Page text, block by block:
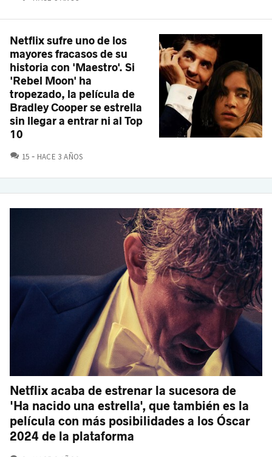
Netflix sufre uno de los
mayores fracasos de su
historia con 'Maestro'. Si
'Rebel Moon' ha
tropezado, la película de
Bradley Cooper se estrella
sin llegar a entrar ni al Top
10
15 COMENTARIOS
HACE 3 AÑOS
Netflix acaba de estrenar la sucesora de
'Ha nacido una estrella', que también es la
película con más posibilidades a los Óscar
2024 de la plataforma